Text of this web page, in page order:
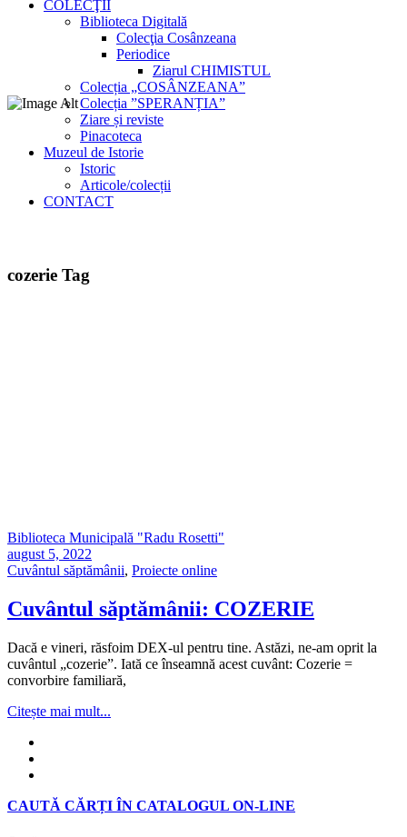
COLECŢII
Biblioteca Digitală
Colecţia Cosânzeana
Periodice
Ziarul CHIMISTUL
Colecția „COSÂNZEANA”
Colecția ”SPERANȚIA”
Ziare și reviste
Pinacoteca
Muzeul de Istorie
Istoric
Articole/colecții
CONTACT
cozerie Tag
Biblioteca Municipală "Radu Rosetti"
august 5, 2022
Cuvântul săptămânii, Proiecte online
Cuvântul săptămânii: COZERIE
Dacă e vineri, răsfoim DEX-ul pentru tine. Astăzi, ne-am oprit la
cuvântul „cozerie”. Iată ce înseamnă acest cuvânt: Cozerie =
convorbire familiară,
Citește mai mult...
CAUTĂ CĂRȚI ÎN CATALOGUL ON-LINE